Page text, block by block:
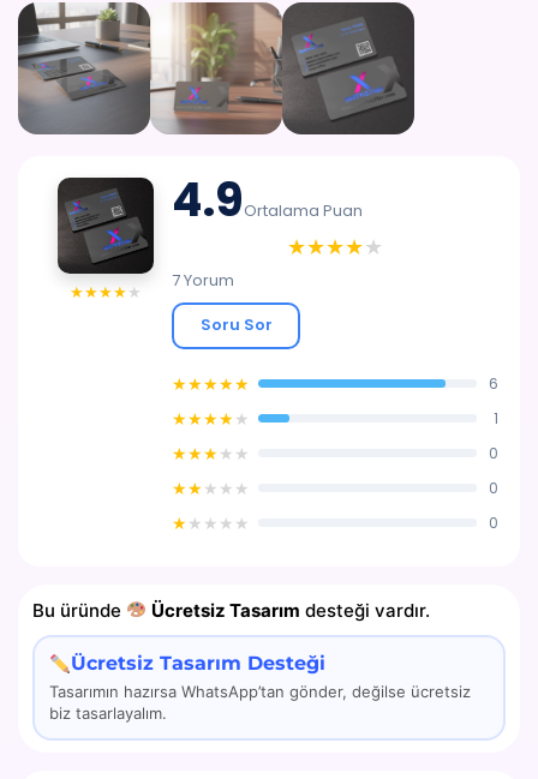
★★★★★
4.9Ortalama Puan
★★★★★
7 Yorum
Soru Sor
★★★★★ 6
★★★★★ 1
★★★★ ★ 0
★★★ ★ ★ 0
★★ ★ ★ ★ 0
Bu üründe Ücretsiz Tasarım desteği vardır.
Ücretsiz Tasarım Desteği
Tasarımın hazırsa WhatsApp’tan gönder, değilse ücretsiz
biz tasarlayalım.
İLETIŞIM